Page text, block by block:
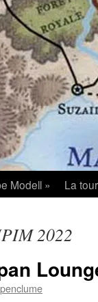
Modell » La
2022